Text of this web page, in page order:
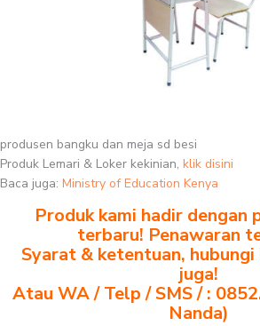
produsen bangku dan meja sd besi
Produk Lemari & Loker kekinian, klik disini
Baca juga: Ministry of Education Kenya
Produk kami hadir dengan
terbaru! Penawaran
Syarat & ketentuan, hubungi
juga!
Atau WA / Telp / SMS / :
Nanda)